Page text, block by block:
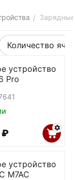
/
Количество
устройство
Pro
₽
устройство
M7AC